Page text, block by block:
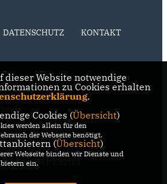
DATENSCHUTZ KONTAKT
der Fraktion
der Partei
dieser Website notwendige
zu Cookies erhalten
.
Cookies (Übersicht)
werden allein für den
der Webseite benötigt.
(Übersicht)
Webseite binden wir Dienste und
ein.